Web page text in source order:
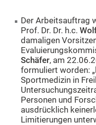
Der Arbeitsauftrag
Prof. Dr. Dr. h.c.
damaligen
Schäfer, am
formuliert worden:
Sportmedizin in
Personen und
ausdrücklich
Limitierungen